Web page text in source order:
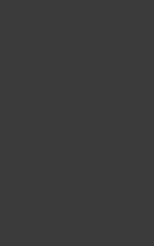
kartě
na nové kartě